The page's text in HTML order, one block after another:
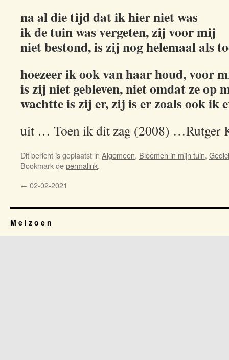
na al die tijd dat ik hier niet was
ik de tuin was vergeten, zij voor mij
niet bestond, is zij nog helemaal als
hoezeer ik ook van haar houd, voor
is zij niet gebleven, niet omdat ze op
wachtte is zij er, zij is er zoals ook ik
uit … Toen ik dit zag (2008) …Rutger
Dit bericht is geplaatst in Algemeen, Bloemen in mijn tuin,
Bookmark depermalink.
← 02-02-2021
M e i z o e n